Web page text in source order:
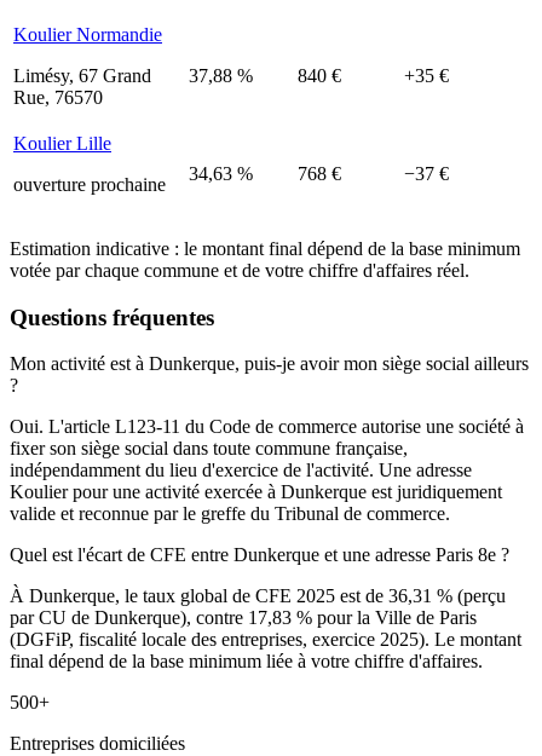
Koulier Normandie
Limésy, 67 Grand
Rue, 76570
37,88 % 840 € +35 €
Koulier Lille
ouverture prochaine
34,63 % 768 € −37 €
Estimation indicative : le montant final dépend de la base minimum
votée par chaque commune et de votre chiffre d'affaires réel.
Questions fréquentes
Mon activité est à Dunkerque, puis-je avoir mon siège social ailleurs
?
Oui. L'article L123-11 du Code de commerce autorise une société à
fixer son siège social dans toute commune française,
indépendamment du lieu d'exercice de l'activité. Une adresse
Koulier pour une activité exercée à Dunkerque est juridiquement
valide et reconnue par le greffe du Tribunal de commerce.
Quel est l'écart de CFE entre Dunkerque et une adresse Paris 8e ?
À Dunkerque, le taux global de CFE 2025 est de 36,31 % (perçu
par CU de Dunkerque), contre 17,83 % pour la Ville de Paris
(DGFiP, fiscalité locale des entreprises, exercice 2025). Le montant
final dépend de la base minimum liée à votre chiffre d'affaires.
500+
Entreprises domiciliées